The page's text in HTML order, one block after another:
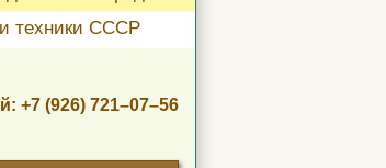
и техники СССР
+7 (926) 721–07–56